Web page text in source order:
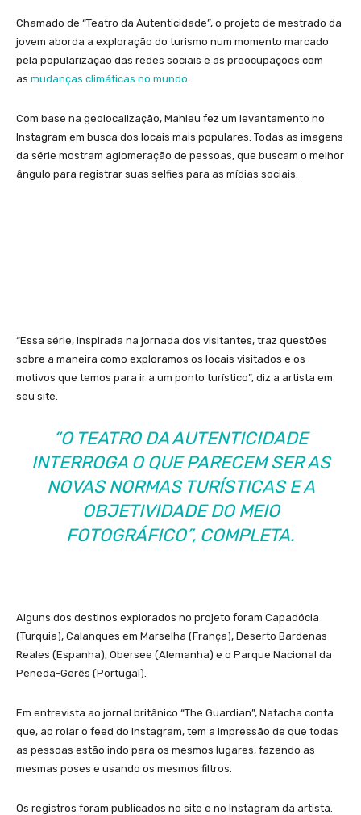
Chamado de “Teatro da Autenticidade”, o projeto de mestrado da
jovem aborda a exploração do turismo num momento marcado
pela popularização das redes sociais e as preocupações com
as mudanças climáticas no mundo
Com base na geolocalização, Mahieu fez um levantamento no
Instagram em busca dos locais mais populares. Todas as imagens
da série mostram aglomeração de pessoas, que buscam o melhor
ângulo para registrar suas selfies para as mídias sociais.
“Essa série, inspirada na jornada dos visitantes, traz questões
sobre a maneira como exploramos os locais visitados e os
motivos que temos para ir a um ponto turístico”, diz a artista em
seu site.
“O TEATRO DA AUTENTICIDADE
INTERROGA O QUE PARECEM SER AS
NOVAS NORMAS TURÍSTICAS E A
OBJETIVIDADE DO MEIO
FOTOGRÁFICO”, COMPLETA.
Alguns dos destinos explorados no projeto foram Capadócia
(Turquia), Calanques em Marselha (França), Deserto Bardenas
Reales (Espanha), Obersee (Alemanha) e o Parque Nacional da
Peneda-Gerês (Portugal).
Em entrevista ao jornal britânico “The Guardian”, Natacha conta
que, ao rolar o feed do Instagram, tem a impressão de que todas
as pessoas estão indo para os mesmos lugares, fazendo as
mesmas poses e usando os mesmos filtros.
Os registros foram publicados no site e no Instagram da artista.